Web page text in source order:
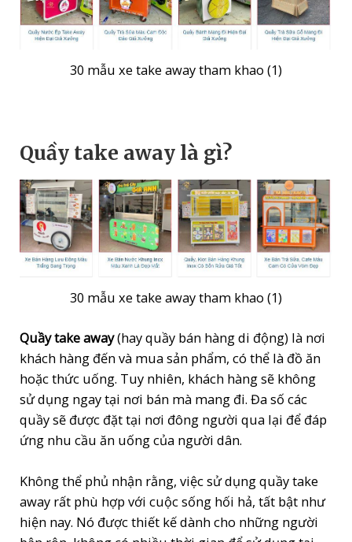
30 mẫu xe take away tham khao (1)
Quầy take away là gì?
30 mẫu xe take away tham khao (1)
Quầy take away(hay quầy bán hàng di động) là nơi
khách hàng đến và mua sản phẩm, có thể là đồ ăn
hoặc thức uống. Tuy nhiên, khách hàng sẽ không
sử dụng ngay tại nơi bán mà mang đi. Đa số các
quầy sẽ được đặt tại nơi đông người qua lại để đáp
ứng nhu cầu ăn uống của người dân.
Không thể phủ nhận rằng, việc sử dụng quầy take
away rất phù hợp với cuộc sống hối hả, tất bật như
hiện nay. Nó được thiết kế dành cho những người